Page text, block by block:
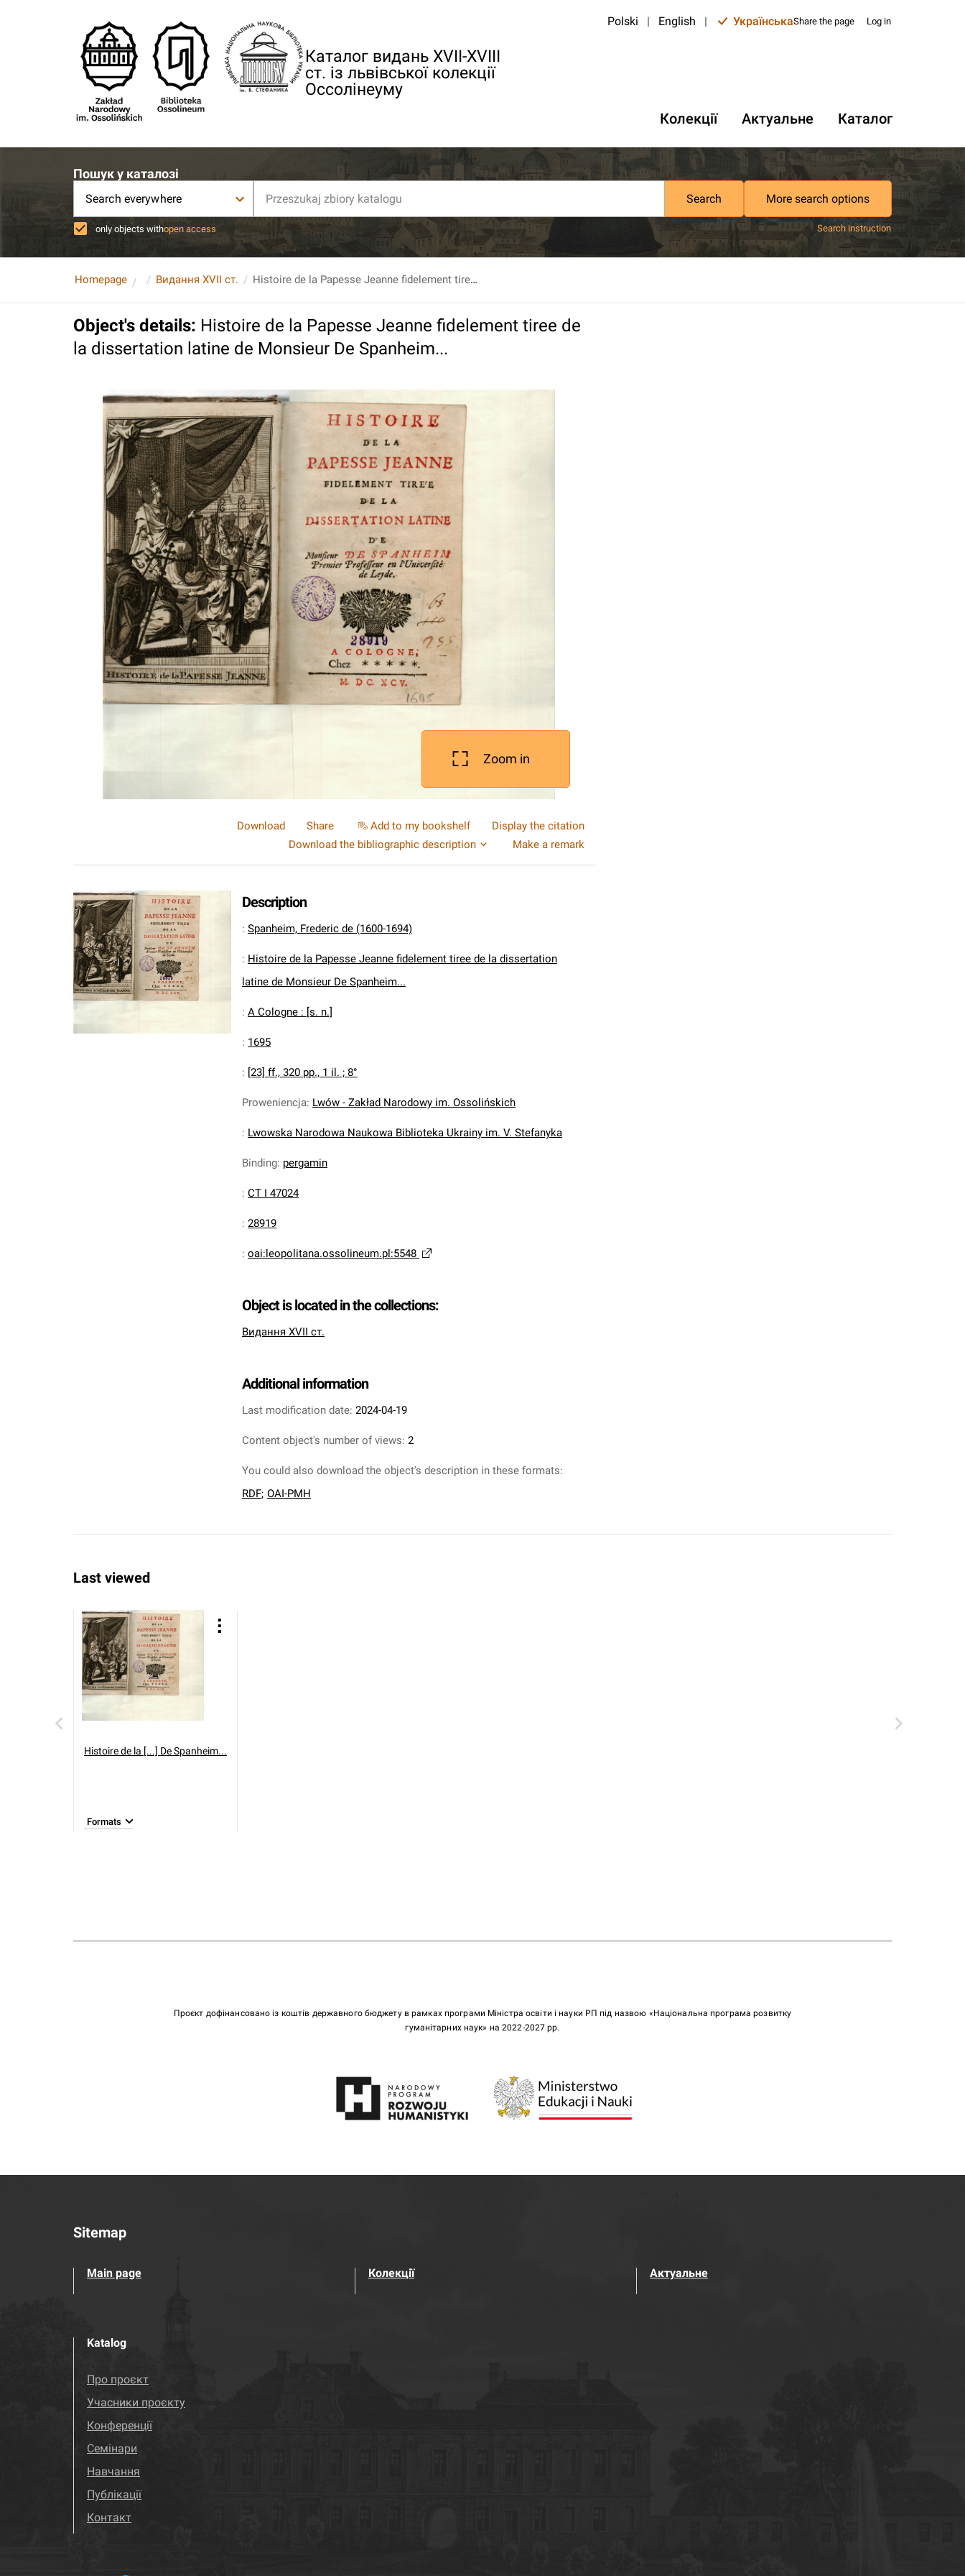
Каталог видань XVII-XVIII
ст. із львівської колекції
Оссолінеуму
Polski | English | УкраїнськаShare the page Log in
Колекції Актуальне Каталог
Пошук у каталозі
Search everywhere Search More search options
only objects withopen access Search instruction
Homepage Видання XVII ст. Histoire de la Papesse Jeanne fidelement tiree de la dissertation latine de Monsieur De Spanheim...
Object's details: Histoire de la Papesse Jeanne fidelement tiree de
la dissertation latine de Monsieur De Spanheim...
Zoom in
Download Share Add to my bookshelf
Display the citation
Download the bibliographic description
Make a remark
Description
: Spanheim, Frederic de (1600-1694)
: Histoire de la Papesse Jeanne fidelement tiree de la dissertation
latine de Monsieur De Spanheim...
: A Cologne : [s. n.]
: 1695
: [23] ff., 320 pp., 1 il. ; 8°
Proweniencja: Lwów - Zakład Narodowy im. Ossolińskich
: Lwowska Narodowa Naukowa Biblioteka Ukrainy im. V. Stefanyka
Binding: pergamin
: CT I 47024
: 28919
: oai:leopolitana.ossolineum.pl:5548
Object is located in the collections:
Видання XVII ст.
Additional information
Last modification date: 2024-04-19
Content object's number of views: 2
You could also download the object's description in these formats:
RDF; OAI-PMH
Last viewed
Histoire de la [...] De Spanheim...
Formats
Проєкт дофінансовано із коштів державного бюджету в рамках програми Міністра освіти і науки РП під назвою «Національна програма розвитку
гуманітарних наук» на 2022-2027 рр.
Sitemap
Main page Колекції Актуальне
Katalog
Про проєкт
Учасники проєкту
Конференції
Семінари
Навчання
Публікації
Контакт